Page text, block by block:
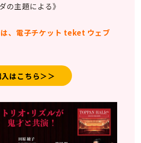
の主題による》
、電子チケット teket ウェブ
はこちら＞＞